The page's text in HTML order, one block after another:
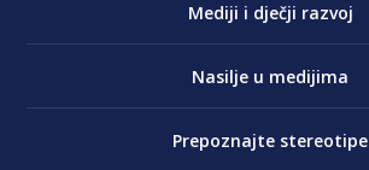
Mediji i dječji razvoj
Nasilje u medijima
Prepoznajte stereotipe